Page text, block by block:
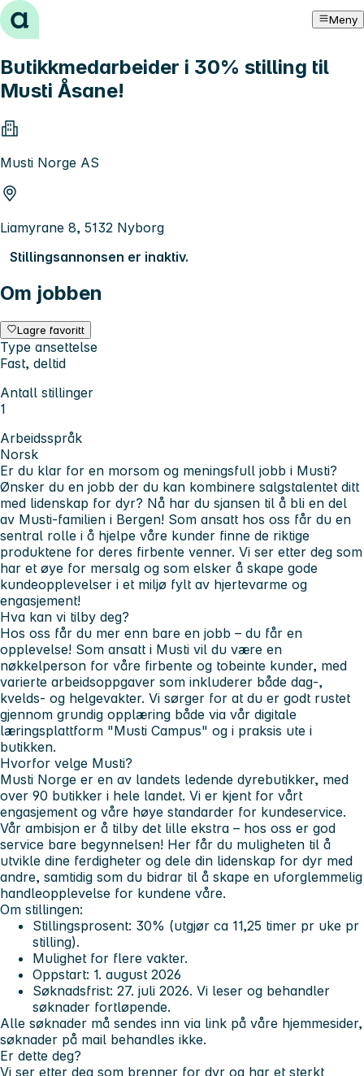
Hopp til innhold Meny
Butikkmedarbeider i 30% stilling til
Musti Åsane!
Musti Norge AS
Liamyrane 8, 5132 Nyborg
Stillingsannonsen er inaktiv.
Om jobben
Lagre favoritt
Type ansettelse
Fast, deltid
Antall stillinger
1
Arbeidsspråk
Norsk
Er du klar for en morsom og meningsfull jobb i Musti?
Ønsker du en jobb der du kan kombinere salgstalentet ditt
med lidenskap for dyr? Nå har du sjansen til å bli en del
av Musti-familien i Bergen! Som ansatt hos oss får du en
sentral rolle i å hjelpe våre kunder finne de riktige
produktene for deres firbente venner. Vi ser etter deg som
har et øye for mersalg og som elsker å skape gode
kundeopplevelser i et miljø fylt av hjertevarme og
engasjement!
Hva kan vi tilby deg?
Hos oss får du mer enn bare en jobb – du får en
opplevelse! Som ansatt i Musti vil du være en
nøkkelperson for våre firbente og tobeinte kunder, med
varierte arbeidsoppgaver som inkluderer både dag-,
kvelds- og helgevakter. Vi sørger for at du er godt rustet
gjennom grundig opplæring både via vår digitale
læringsplattform "Musti Campus" og i praksis ute i
butikken.
Hvorfor velge Musti?
Musti Norge er en av landets ledende dyrebutikker, med
over 90 butikker i hele landet. Vi er kjent for vårt
engasjement og våre høye standarder for kundeservice.
Vår ambisjon er å tilby det lille ekstra – hos oss er god
service bare begynnelsen! Her får du muligheten til å
utvikle dine ferdigheter og dele din lidenskap for dyr med
andre, samtidig som du bidrar til å skape en uforglemmelig
handleopplevelse for kundene våre.
Om stillingen:
Stillingsprosent: 30% (utgjør ca 11,25 timer pr uke pr
stilling).
Mulighet for flere vakter.
Oppstart: 1. august 2026
Søknadsfrist: 27. juli 2026. Vi leser og behandler
søknader fortløpende.
Alle søknader må sendes inn via link på våre hjemmesider,
søknader på mail behandles ikke.
Er dette deg?
Vi ser etter deg som brenner for dyr og har et sterkt